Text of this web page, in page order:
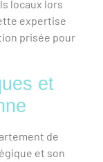
locaux lors
expertise
prisée pour
et
de
et son